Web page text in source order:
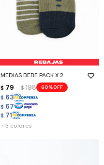
MEDIAS BEBE PACK X 2
$ 79 $ 198 60
$ 63
$ 67
$ 71
+ 3 colores